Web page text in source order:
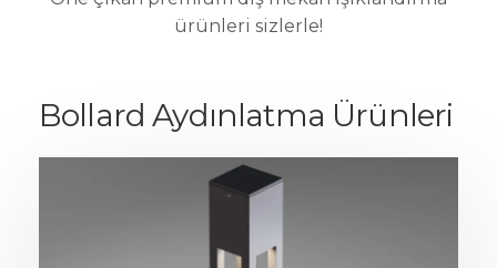
ürünleri sizlerle!
Bollard Aydınlatma Ürünleri